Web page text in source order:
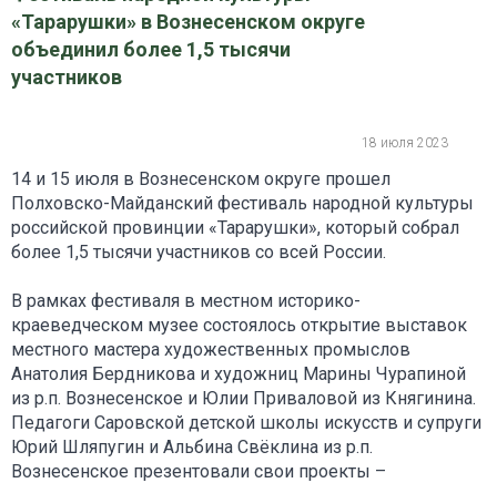
«Тарарушки» в Вознесенском округе
объединил более 1,5 тысячи
участников
18 июля 2023
14 и 15 июля в Вознесенском округе прошел
Полховско-Майданский фестиваль народной культуры
российской провинции «Тарарушки», который собрал
более 1,5 тысячи участников со всей России.
В рамках фестиваля в местном историко-
краеведческом музее состоялось открытие выставок
местного мастера художественных промыслов
Анатолия Бердникова и художниц Марины Чурапиной
из р.п. Вознесенское и Юлии Приваловой из Княгинина.
Педагоги Саровской детской школы искусств и супруги
Юрий Шляпугин и Альбина Свёклина из р.п.
Вознесенское презентовали свои проекты –